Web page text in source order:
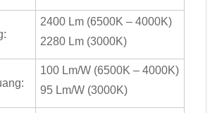
2400 Lm (6500K – 4000K)
2280 Lm (3000K)
100 Lm/W (6500K – 4000K)
95 Lm/W (3000K)